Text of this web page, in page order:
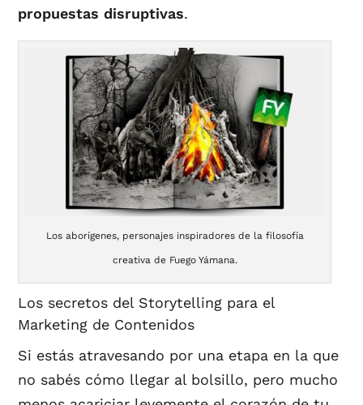
propuestas disruptivas.
Los aborígenes, personajes inspiradores de la filosofía
creativa de Fuego Yámana.
Los secretos del Storytelling para el
Marketing de Contenidos
Si estás atravesando por una etapa en la que
no sabés cómo llegar al bolsillo, pero mucho